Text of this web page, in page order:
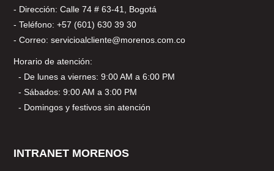
- Dirección: Calle 74 # 63-41, Bogotá
- Teléfono: +57 (601) 630 39 30
- Correo: servicioalcliente@morenos.com.co
Horario de atención:
- De lunes a viernes: 9:00 AM a 6:00 PM
- Sábados: 9:00 AM a 3:00 PM
- Domingos y festivos sin atención
INTRANET MORENOS